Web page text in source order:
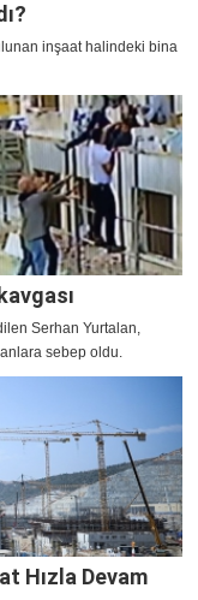
inşaat halindeki bina
Serhan Yurtalan,
sebep oldu.
Hızla Devam